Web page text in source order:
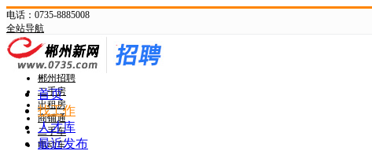
电话：0735-8885008
全站导航
新网首页
郴州头条
郴州招聘
二手房
出租房
商铺通
二手车
电动车
首页
找工作
人才库
最近发布